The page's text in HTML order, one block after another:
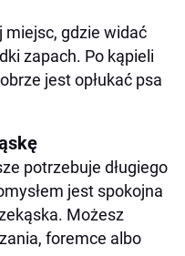
miejsc, gdzie widać
zapach. Po kąpieli
jest opłukać psa
potrzebuje długiego
jest spokojna
Możesz
foremce albo